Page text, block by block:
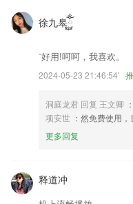
徐九皋ོ࿆ྂ
¯好用!呵呵，我喜欢。
2024-05-23 21:46:54'
洞庭龙君 回复 王文卿
项安世 ：然免费使用，
更多回复
释道冲